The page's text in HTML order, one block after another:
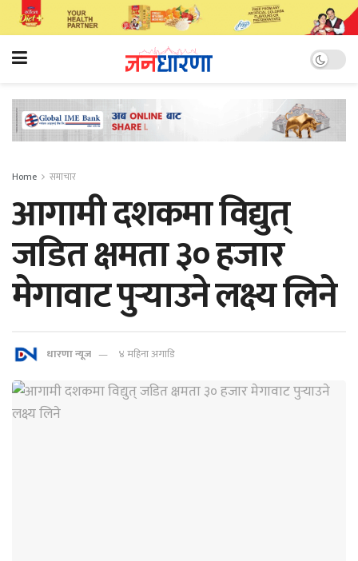
Home समाचार
आगामी दशकमा विद्युत्
जडित क्षमता ३० हजार
मेगावाट पुर्‍याउने लक्ष्य लिने
धारणा न्यूज ४ महिना अगाडि